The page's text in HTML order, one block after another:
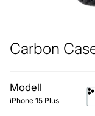
Carbon
Modell
iPhone 15 Plus